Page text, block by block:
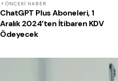
ÖNCEKI HABER
ChatGPT Plus Aboneleri, 1
Aralık 2024’ten İtibaren KDV
Ödeyecek